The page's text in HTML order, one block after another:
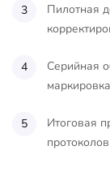
Пилотная
Серийная
Итоговая